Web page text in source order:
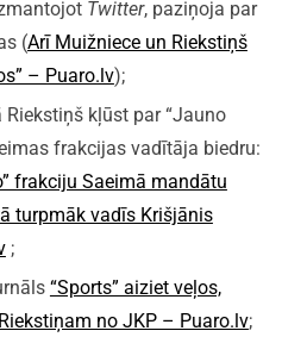
Twitter, paziņoja par
(Arī Muižniece un Riekstiņš
– Puaro.lv);
kļūst par “Jauno
frakcijas vadītāja biedru:
frakciju Saeimā mandātu
turpmāk vadīs Krišjānis
;
“Sports” aiziet veļos,
no JKP – Puaro.lv;